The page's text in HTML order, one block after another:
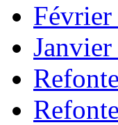
Février